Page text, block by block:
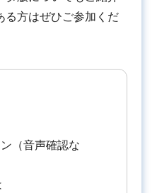
る方はぜひご参加くだ
（音声確認な